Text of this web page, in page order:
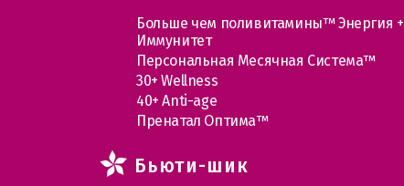
Больше чем поливитамины™ Энергия +
Иммунитет
Персональная Месячная Система™
30+ Wellness
40+ Anti-age
Пренатал Оптима™
Бьюти-шик